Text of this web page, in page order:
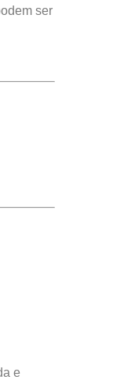
ser
e